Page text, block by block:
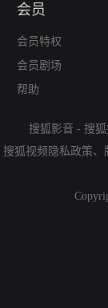
会员
会员特权
会员剧场
帮助
搜狐影音 - 搜
搜狐视频隐私政策、